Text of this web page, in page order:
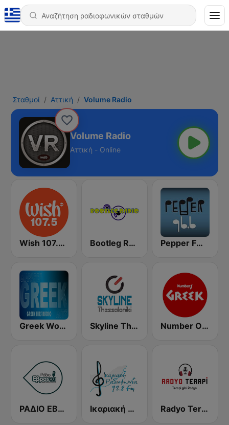
Σταθμοί Αττική Volume Radio
Volume Radio
Αττική - Online
Wish 107.5 FM Bootleg Radio Greece Pepper FM Electronica
Greek World Radio Skyline Thessaloniki Number One Greek
ΡΑΔΙΟ ΕΒΡΟΣ (Evros) Ικαριακή Ραδιοφωνία (Ikariaki Radiofonia) Radyo Terapi